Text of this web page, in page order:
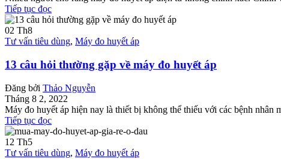
Tiếp tục đọc
02 Th8
Tư vấn tiêu dùng, Máy đo huyết áp
13 câu hỏi thường gặp về máy đo huyết áp
Đăng bởi Thảo Nguyễn
Tháng 8 2, 2022
Máy đo huyết áp hiện nay là thiết bị không thể thiếu với các bệnh nhân
Tiếp tục đọc
12 Th5
Tư vấn tiêu dùng, Máy đo huyết áp